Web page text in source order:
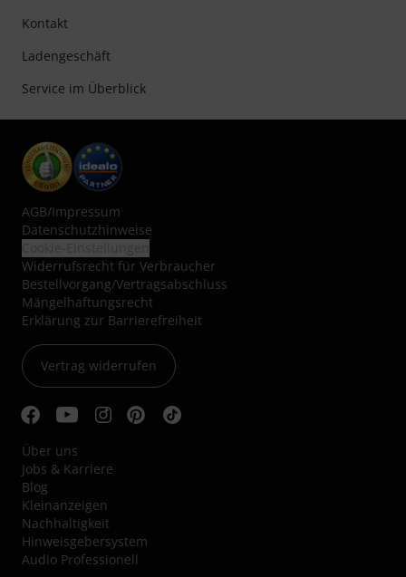
Kontakt
Ladengeschäft
Service im Überblick
AGB/Impressum
Datenschutzhinweise
Widerrufsrecht für Verbraucher
Bestellvorgang/Vertragsabschluss
Mängelhaftungsrecht
Erklärung zur Barrierefreiheit
Vertrag widerrufen
Über uns
Jobs & Karriere
Blog
Kleinanzeigen
Nachhaltigkeit
Hinweisgebersystem
Audio Professionell